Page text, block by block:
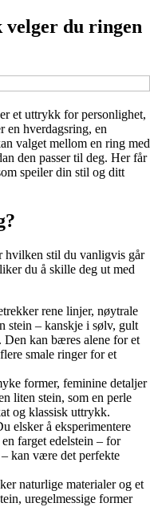
velger du ringen
et uttrykk for personlighet,
en hverdagsring, en
valget mellom en ring med
den passer til deg. Her får
speiler din stil og ditt
hvilken stil du vanligvis går
du å skille deg ut med
rene linjer, nøytrale
stein – kanskje i sølv, gult
kan bæres alene for et
smale ringer for et
former, feminine detaljer
liten stein, som en perle
og klassisk uttrykk.
elsker å eksperimentere
farget edelstein – for
kan være det perfekte
naturlige materialer og et
uregelmessige former